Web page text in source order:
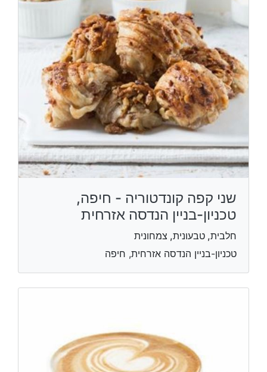
שני קפה קונדטוריה - חיפה,
טכניון-בניין הנדסה אזרחית
חלבית, טבעונית, צמחונית
טכניון-בניין הנדסה אזרחית, חיפה